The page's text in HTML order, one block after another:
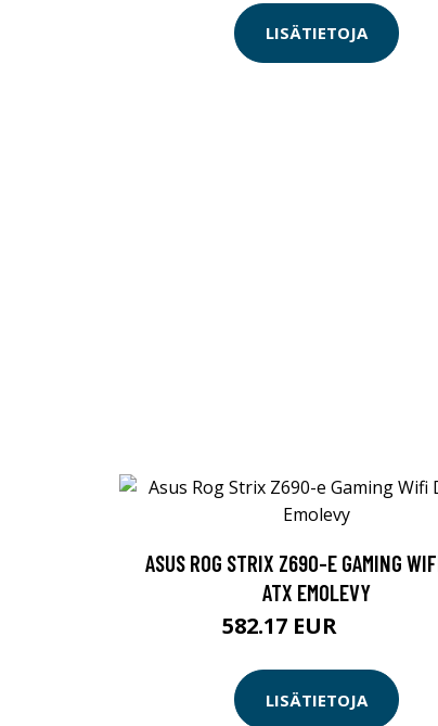
LISÄTIETOJA
ASUS ROG STRIX Z690-E GAMING
ATX EMOLEVY
582.17 EUR
LISÄTIETOJA